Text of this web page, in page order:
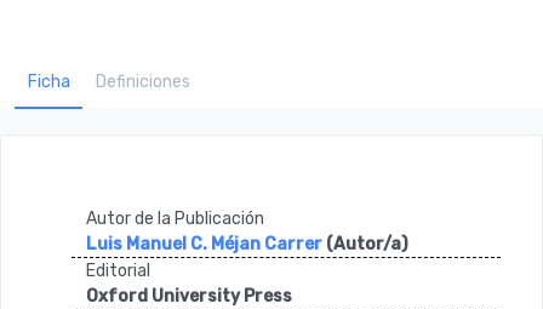
Ficha Definiciones
Autor de la Publicación
Luis Manuel C. Méjan Carrer (Autor/a)
Editorial
Oxford University Press